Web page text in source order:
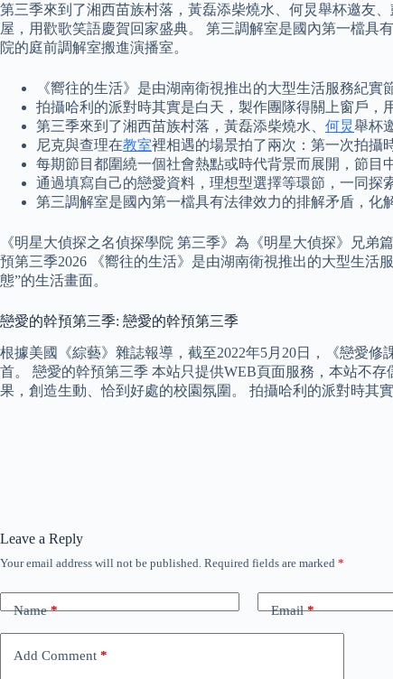
第三季來到了湘西苗族村落，黃磊添柴燒水、何炅舉杯邀友
屋，用歡歌笑語慶賀回家盛典。 第三調解室是國內第一檔具
院的庭前調解室搬進演播室。
《嚮往的生活》是由湖南衛視推出的大型生活服務紀實
拍攝哈利的派對時其實是白天，製作團隊得關上窗戶，
第三季來到了湘西苗族村落，黃磊添柴燒水、 何炅舉杯
尼克與查理在教室裡相遇的場景拍了兩次：第一次拍攝
每期節目都圍繞一個社會熱點或時代背景而展開，節目
通過填寫自己的戀愛資料，理想型選擇等環節，一同探
第三調解室是國內第一檔具有法律效力的排解矛盾，化
《明星大偵探之名偵探學院 第三季》為《明星大偵探》兄
預第三季2026 《嚮往的生活》是由湖南衛視推出的大型生活
態”的生活畫面。
戀愛的幹預第三季: 戀愛的幹預第三季
根據美國《綜藝》雜誌報導，截至2022年5月20日，《戀愛
首。 戀愛的幹預第三季 本站只提供WEB頁面服務，本站不
果，創造生動、恰到好處的校園氛圍。 拍攝哈利的派對時其
Leave a Reply
Your email address will not be published. Required fields are marked *
Name* Email*
Add Comment *